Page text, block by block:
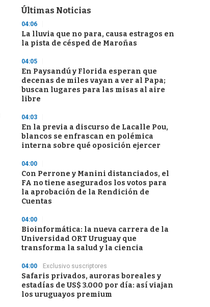
Últimas Noticias
04:06
La lluvia que no para, causa estragos en
la pista de césped de Maroñas
04:05
En Paysandú y Florida esperan que
decenas de miles vayan a ver al Papa;
buscan lugares para las misas al aire
libre
04:03
En la previa a discurso de Lacalle Pou,
blancos se enfrascan en polémica
interna sobre qué oposición ejercer
04:00
Con Perrone y Manini distanciados, el
FA no tiene asegurados los votos para
la aprobación de la Rendición de
Cuentas
04:00
Bioinformática: la nueva carrera de la
Universidad ORT Uruguay que
transforma la salud y la ciencia
04:00 Exclusivo suscriptores
Safaris privados, auroras boreales y
estadías de US$ 3.000 por día: así viajan
los uruguayos premium